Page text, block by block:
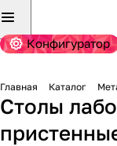
Конфигуратор
Главная Каталог
Столы